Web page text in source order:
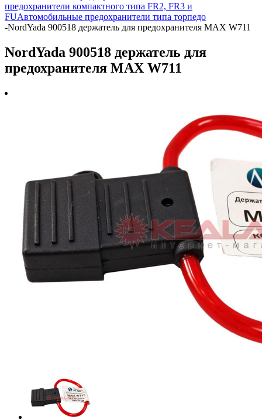
предохранители компактного типа FR2, FR3 и
FUАвтомобильные предохранители типа торпедо
-NordYada 900518 держатель для предохранителя MAX W711
NordYada 900518 держатель для
предохранителя MAX W711